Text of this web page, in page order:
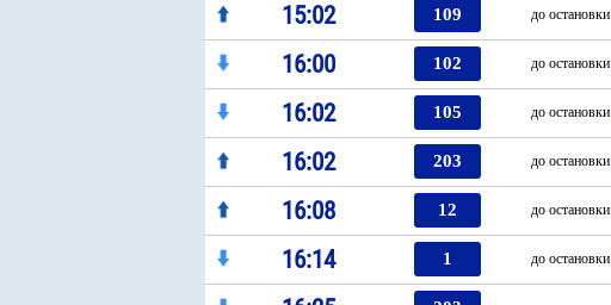
15:02 109 до остановки
16:00 102 до остановки
16:02 105 до остановки
16:02 203 до остановки
16:08 12 до остановки
16:14 1 до остановки